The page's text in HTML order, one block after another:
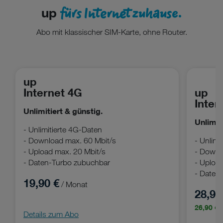
upfürs Internet zuhause.
Abo mit klassischer SIM-Karte, ohne Router.
up
Internet 4G
Unlimitiert & günstig.
- Unlimitierte 4G-Daten
- Download max. 60 Mbit/s
- Upload max. 20 Mbit/s
- Daten-Turbo zubuchbar
19,90 € / Monat
Details zum Abo
up
-
-
-
-
26,90 €